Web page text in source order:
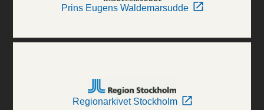
Prins Eugens Waldemarsudde
Regionarkivet Stockholm